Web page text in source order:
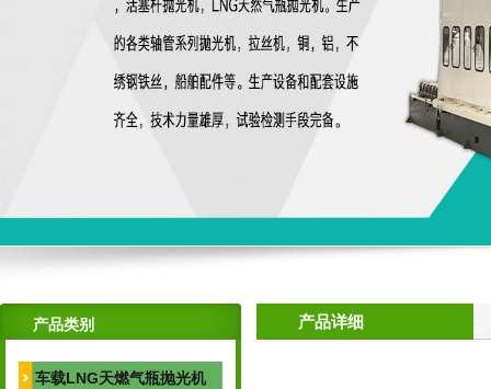
产品类别
车载LNG天燃气瓶抛光机
产品详细